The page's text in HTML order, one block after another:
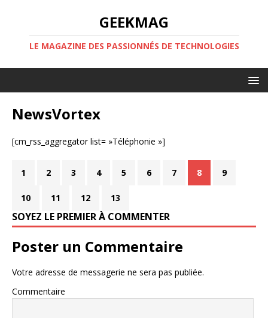
GEEKMAG
LE MAGAZINE DES PASSIONNÉS DE TECHNOLOGIES
NewsVortex
[cm_rss_aggregator list= »Téléphonie »]
1 2 3 4 5 6 7 8 9
10 11 12 13
SOYEZ LE PREMIER À COMMENTER
Poster un Commentaire
Votre adresse de messagerie ne sera pas publiée.
Commentaire